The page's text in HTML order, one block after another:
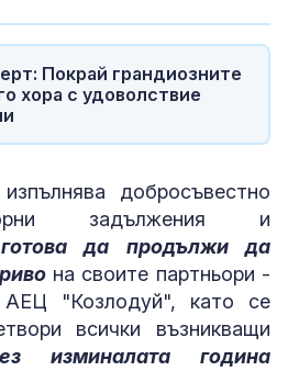
Покрай грандиозните
хора с удоволствие
добросъвестно
задължения и
да продължи да
на своите партньори -
"Козлодуй", като се
всички възникващи
изминалата година